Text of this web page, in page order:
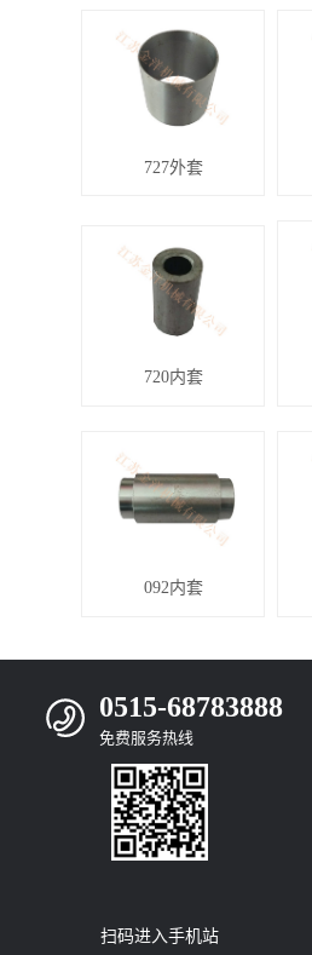
727外套
720内套
092内套
0515-68783888
免费服务热线
扫码进入手机站